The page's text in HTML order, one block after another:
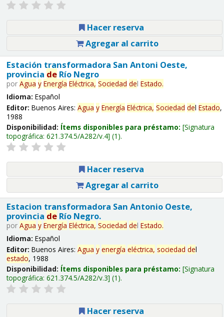
Hacer reserva
Agregar al carrito
Estación transformadora San Antoni Oeste,
provincia deRío Negro
por Agua y Energía Eléctrica, Sociedad del Estado.
Idioma: Español
Editor: Buenos Aires: Agua y Energía Eléctrica, Sociedad del Estado,
1988
Disponibilidad: Ítems disponibles para préstamo: Signatura
topográfica: 621.374.5/A282/v.4 (1).
Hacer reserva
Agregar al carrito
Estacion transformadora San Antonio Oeste,
provincia deRío Negro.
por Agua y Energía Eléctrica, Sociedad del Estado.
Idioma: Español
Editor: Buenos Aires: Agua y energía eléctrica, sociedad del
estado, 1988
Disponibilidad: Ítems disponibles para préstamo: Signatura
topográfica: 621.374.5/A282/v.3 (1).
Hacer reserva